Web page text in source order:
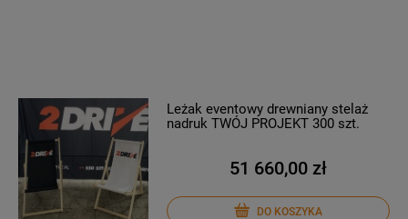
Leżak eventowy drewniany stelaż
nadruk TWÓJ PROJEKT 300 szt.
51 660,00 zł
DO KOSZYKA